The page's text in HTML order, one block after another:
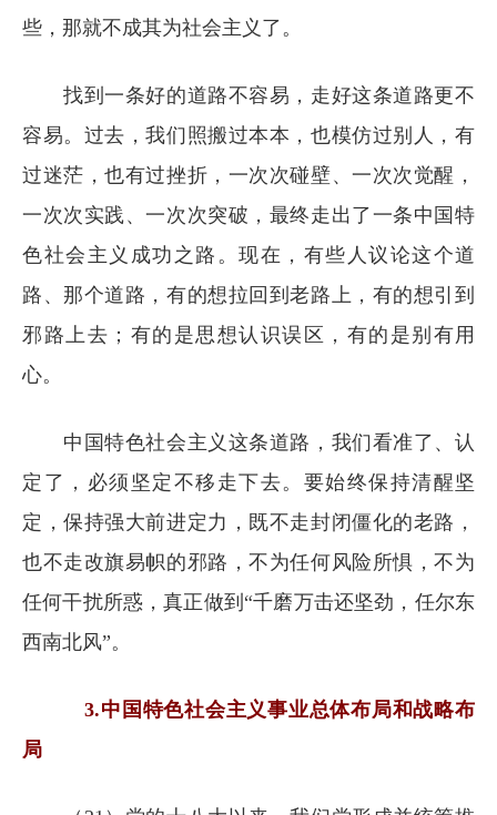
些，那就不成其为社会主义了。
找到一条好的道路不容易，走好这条道路更不
容易。过去，我们照搬过本本，也模仿过别人，有
过迷茫，也有过挫折，一次次碰壁、一次次觉醒，
一次次实践、一次次突破，最终走出了一条中国特
色社会主义成功之路。现在，有些人议论这个道
路、那个道路，有的想拉回到老路上，有的想引到
邪路上去；有的是思想认识误区，有的是别有用
心。
中国特色社会主义这条道路，我们看准了、认
定了，必须坚定不移走下去。要始终保持清醒坚
定，保持强大前进定力，既不走封闭僵化的老路，
也不走改旗易帜的邪路，不为任何风险所惧，不为
任何干扰所惑，真正做到“千磨万击还坚劲，任尔东
西南北风”。
3.中国特色社会主义事业总体布局和战略布
局